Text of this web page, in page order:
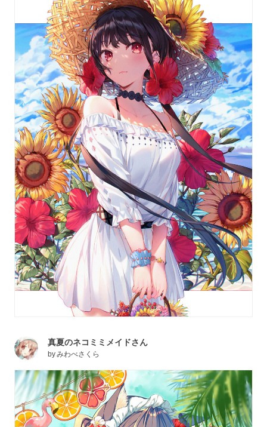
真夏のネコミミメイドさん
byみわべさくら